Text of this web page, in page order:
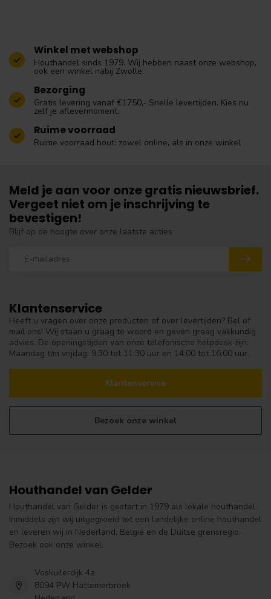
Winkel met webshop
Houthandel sinds 1979. Wij hebben naast onze webshop,
ook een winkel nabij Zwolle.
Bezorging
Gratis levering vanaf €1750,- Snelle levertijden. Kies nu
zelf je aflevermoment.
Ruime voorraad
Ruime voorraad hout: zowel online, als in onze winkel
Klantenservice
Heeft u vragen over onze producten of over levertijden? Bel of
mail ons! Wij staan u graag te woord en geven graag vakkundig
advies. De openingstijden van onze telefonische helpdesk zijn:
Maandag t/m vrijdag: 9:30 tot 11:30 uur en 14:00 tot 16:00 uur.
Klantenservice
Bezoek onze winkel
Meld je aan voor onze gratis nieuwsbrief.
Vergeet niet om je inschrijving te
bevestigen!
Blijf op de hoogte over onze laatste acties
Houthandel van Gelder
Houthandel van Gelder is gestart in 1979 als lokale houthandel.
Inmiddels zijn wij uitgegroeid tot een landelijke online houthandel
en leveren wij in Nederland, België en de Duitse grensregio.
Bezoek ook onze winkel.
Voskuilerdijk 4a
8094 PW Hattemerbroek